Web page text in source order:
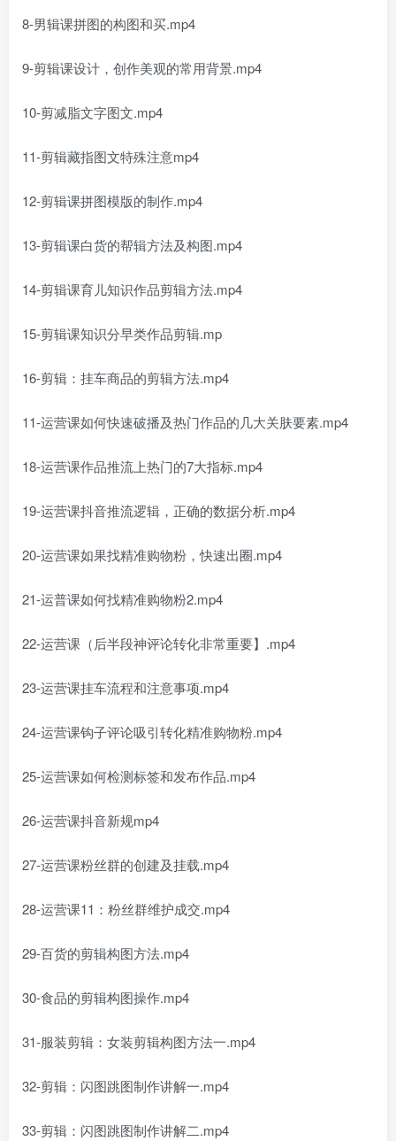
8-男辑课拼图的构图和买.mp4
9-剪辑课设计，创作美观的常用背景.mp4
10-剪减脂文字图文.mp4
11-剪辑藏指图文特殊注意mp4
12-剪辑课拼图模版的制作.mp4
13-剪辑课白货的帮辑方法及构图.mp4
14-剪辑课育儿知识作品剪辑方法.mp4
15-剪辑课知识分早类作品剪辑.mp
16-剪辑：挂车商品的剪辑方法.mp4
11-运营课如何快速破播及热门作品的几大关肤要素.mp4
18-运营课作品推流上热门的7大指标.mp4
19-运营课抖音推流逻辑，正确的数据分析.mp4
20-运营课如果找精准购物粉，快速出圈.mp4
21-运普课如何找精准购物粉2.mp4
22-运营课（后半段神评论转化非常重要】.mp4
23-运营课挂车流程和注意事项.mp4
24-运营课钩子评论吸引转化精准购物粉.mp4
25-运营课如何检测标签和发布作品.mp4
26-运营课抖音新规mp4
27-运营课粉丝群的创建及挂载.mp4
28-运营课11：粉丝群维护成交.mp4
29-百货的剪辑构图方法.mp4
30-食品的剪辑构图操作.mp4
31-服装剪辑：女装剪辑构图方法一.mp4
32-剪辑：闪图跳图制作讲解一.mp4
33-剪辑：闪图跳图制作讲解二.mp4